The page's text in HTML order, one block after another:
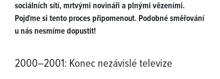
sociálních sítí, mrtvými novináři a plnými vězeními.
Pojďme si tento proces připomenout. Podobné směřování
u nás nesmíme dopustit!
2000–2001: Konec nezávislé televize